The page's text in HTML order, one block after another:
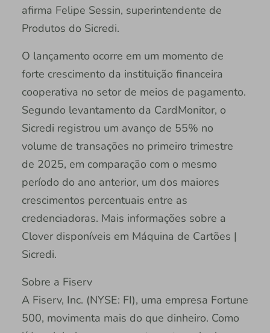
afirma Felipe Sessin, superintendente de
Produtos do Sicredi.
O lançamento ocorre em um momento de
forte crescimento da instituição financeira
cooperativa no setor de meios de pagamento.
Segundo levantamento da CardMonitor, o
Sicredi registrou um avanço de 55% no
volume de transações no primeiro trimestre
de 2025, em comparação com o mesmo
período do ano anterior, um dos maiores
crescimentos percentuais entre as
credenciadoras. Mais informações sobre a
Clover disponíveis em Máquina de Cartões |
Sicredi.
Sobre a Fiserv
A Fiserv, Inc. (NYSE: FI), uma empresa Fortune
500, movimenta mais do que dinheiro. Como